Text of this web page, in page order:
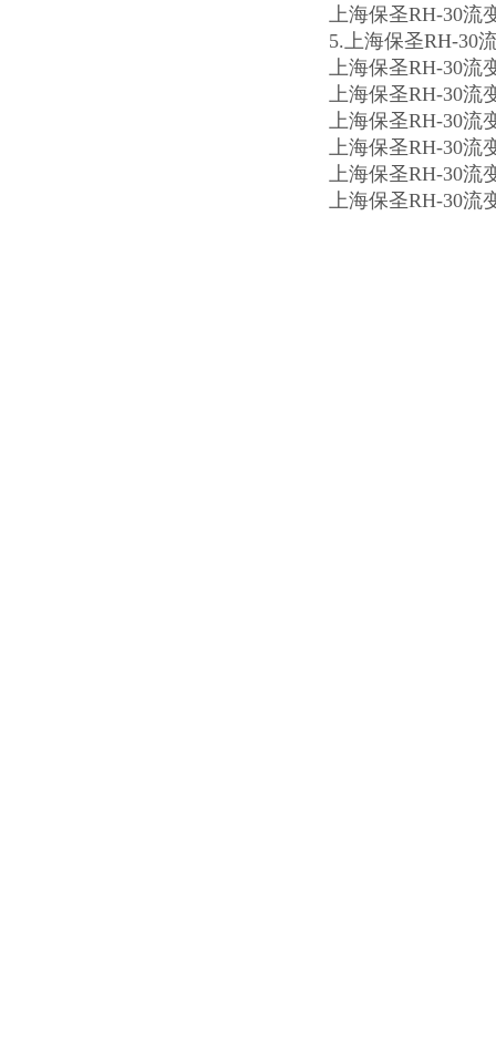
上海保圣RH-30流
5.上海保圣RH-30
上海保圣RH-30流
上海保圣RH-30流
上海保圣RH-30流
上海保圣RH-30流
上海保圣RH-30流
上海保圣RH-30流